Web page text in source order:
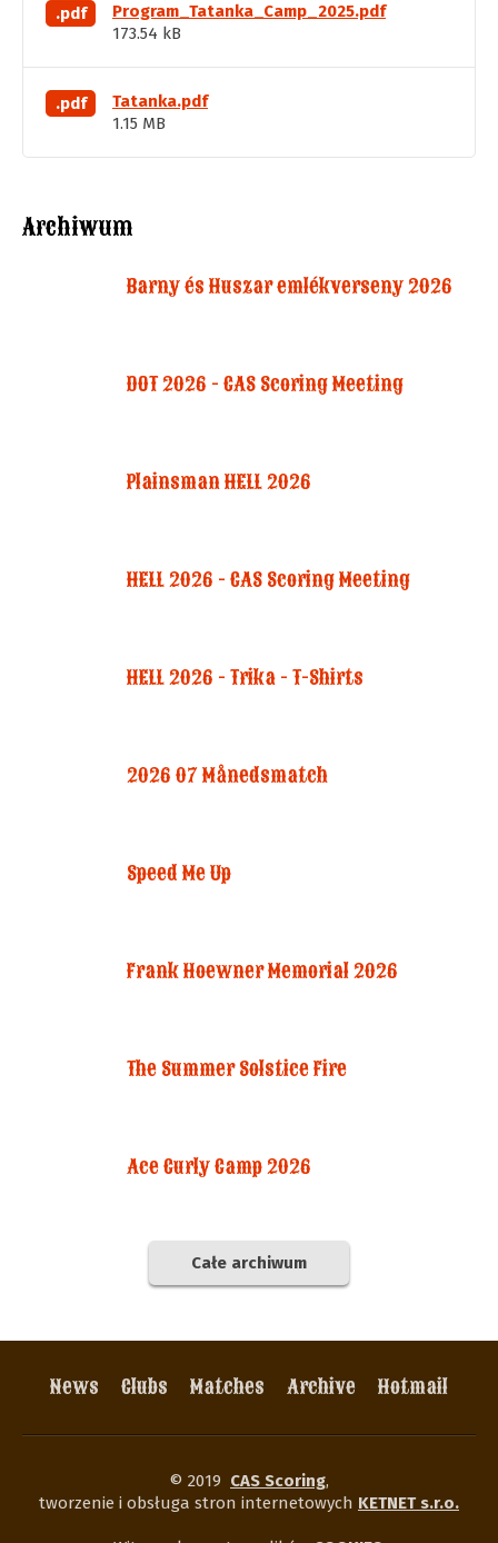
.pdf
Program_Tatanka_Camp_2025.pdf
173.54 kB
.pdf
Tatanka.pdf
1.15 MB
Archiwum
Barny és Huszar emlékverseny 2026
DOT 2026 - CAS Scoring Meeting
Plainsman HELL 2026
HELL 2026 - CAS Scoring Meeting
HELL 2026 - Trika - T-Shirts
2026 07 Månedsmatch
Speed Me Up
Frank Hoewner Memorial 2026
The Summer Solstice Fire
Ace Curly Camp 2026
Całe archiwum
News Clubs Matches Archive Hotmail
© 2019 CAS Scoring,
tworzenie i obsługa stron internetowych KETNET s.r.o.